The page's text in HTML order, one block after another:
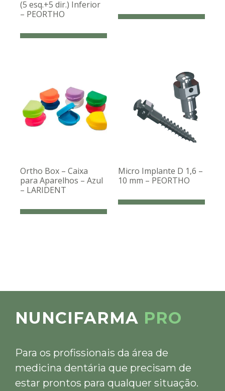
(5 esq.+5 dir.) Inferior
– PEORTHO
Ortho Box – Caixa
para Aparelhos – Azul
– LARIDENT
Micro Implante D 1,6 –
10 mm – PEORTHO
NUNCIFARMA PRO
Para os profissionais da área de
medicina dentária que precisam de
estar prontos para qualquer situação.